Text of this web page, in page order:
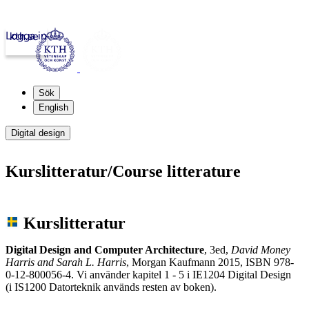
kth.se
Logga in
Sök
English
Digital design
Kurslitteratur/Course litterature
Kurslitteratur
Digital Design and Computer Architecture, 3ed, David Money
Harris and Sarah L. Harris, Morgan Kaufmann 2015, ISBN 978-
0-12-800056-4. Vi använder kapitel 1 - 5 i IE1204 Digital Design
(i IS1200 Datorteknik används resten av boken).